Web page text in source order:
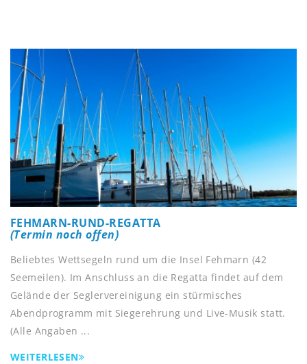
FEHMARN-RUND-REGATTA
(Termin noch offen)
Beliebtes Wettsegeln rund um die Insel Fehmarn (42
Seemeilen). Im Anschluss an die Regatta findet auf dem
Gelände der Seglervereinigung ein stürmisches
Abendprogramm mit Siegerehrung und Live-Musik statt.
(Alle Angaben ...
WEITERLESEN